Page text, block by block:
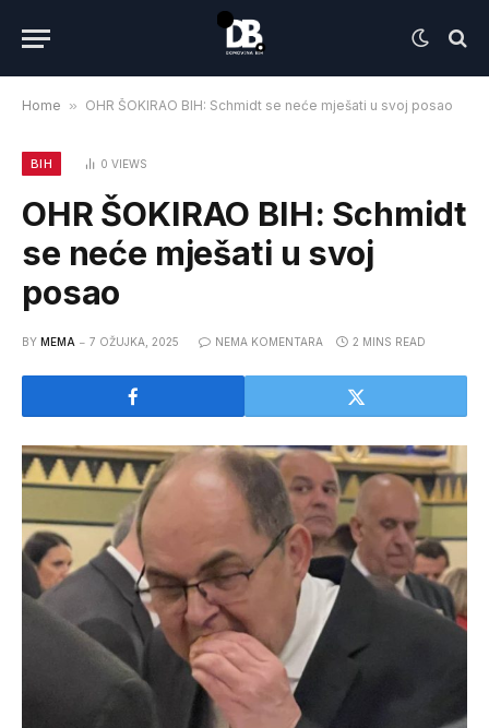
Home » OHR ŠOKIRAO BIH: Schmidt se neće mješati u svoj posao
BIH 0 VIEWS
OHR ŠOKIRAO BIH: Schmidt
se neće mješati u svoj
posao
BY MEMA 7 OŽUJKA, 2025 NEMA KOMENTARA 2 MINS READ